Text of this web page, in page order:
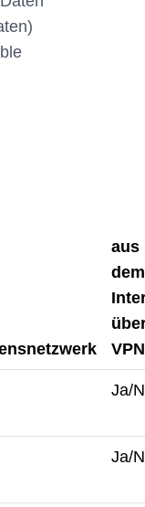
aus
dem
VPN
Ja/
Ja/